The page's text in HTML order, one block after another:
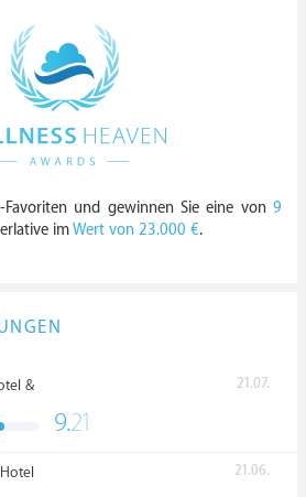
und gewinnen Sie eine von 9
imWert von 23.000 €.
&
21.07.
9.21
21.06.